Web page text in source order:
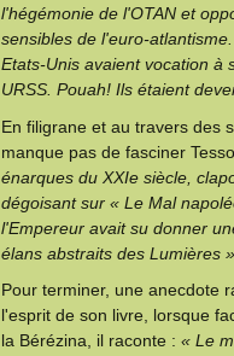
l'hégémonie de l'OTAN et
sensibles de l'euro-
Etats-Unis avaient vocation à
URSS. Pouah! Ils étaient
En filigrane et au travers des
manque pas de fasciner
énarques du XXIe siècle,
dégoisant sur « Le Mal
l'Empereur avait su donner
élans abstraits des Lumières »
Pour terminer, une anecdote
l'esprit de son livre, lorsque
la Bérézina, il raconte : « Le